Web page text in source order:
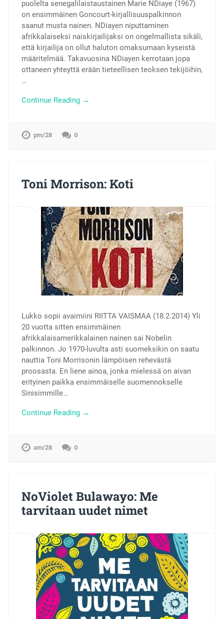
puolelta senegalilaistaustainen Marie NDiaye (1967)
on ensimmäinen Goncourt-kirjallisuuspalkinnon
saanut musta nainen. NDiayen niputtaminen
afrikkalaiseksi naiskirjailijaksi on ongelmallista sikäli,
että kirjailija on ollut haluton omaksumaan kyseistä
määritelmää. Takavuosina NDiayen kerrotaan jopa
ottaneen yhteyttä erään tieteellisen teoksen tekijöihin,
…
Continue Reading →
pm/28 0
Toni Morrison: Koti
Lukko sopii avaimiini RIITTA VAISMAA (18.2.2014) Yli
20 vuotta sitten ensimmäinen
afrikkalaisamerikkalainen nainen sai Nobelin
palkinnon. Jo 1970-luvulta asti suomeksikin on saatu
nauttia Toni Morrisonin lämpöisen rehevästä
proosasta. En liene ainoa, jonka mielessä on aivan
erityinen paikka ensimmäiselle suomennokselle
Sinisimmille…
Continue Reading →
am/28 0
NoViolet Bulawayo: Me
tarvitaan uudet nimet